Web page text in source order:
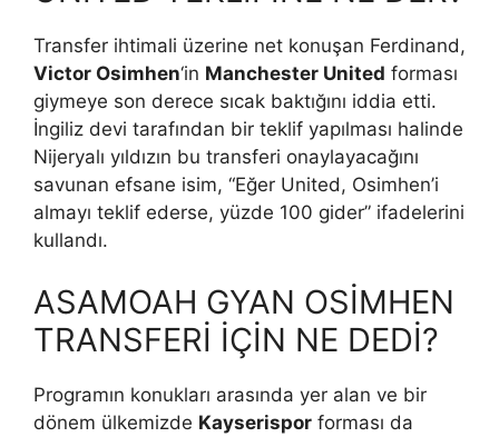
Transfer ihtimali üzerine net konuşan Ferdinand,
Victor Osimhen‘in Manchester United forması
giymeye son derece sıcak baktığını iddia etti.
İngiliz devi tarafından bir teklif yapılması halinde
Nijeryalı yıldızın bu transferi onaylayacağını
savunan efsane isim, “Eğer United, Osimhen’i
almayı teklif ederse, yüzde 100 gider” ifadelerini
kullandı.
ASAMOAH GYAN OSİMHEN
TRANSFERİ İÇİN NE DEDİ?
Programın konukları arasında yer alan ve bir
dönem ülkemizde Kayserispor forması da